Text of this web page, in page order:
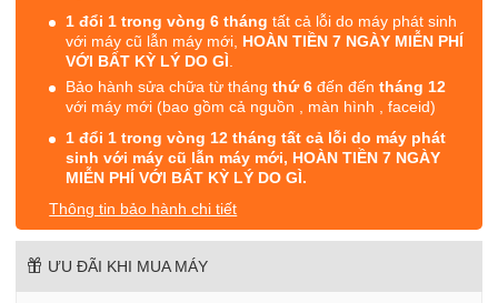
1 đổi 1 trong vòng 6 tháng tất cả lỗi do máy phát sinh
với máy cũ lẫn máy mới, HOÀN TIỀN 7 NGÀY MIỄN PHÍ
VỚI BẤT KỲ LÝ DO GÌ
Bảo hành sửa chữa từ thángthứ 6 đến đếntháng 12
với máy mới (bao gồm cả nguồn , màn hình , faceid)
1 đổi 1 trong vòng 12 tháng tất cả lỗi do máy phát
sinh với máy cũ lẫn máy mới, HOÀN TIỀN 7 NGÀY
MIỄN PHÍ VỚI BẤT KỲ LÝ DO GÌ.
Thông tin bảo hành chi tiết
ƯU ĐÃI KHI MUA MÁY